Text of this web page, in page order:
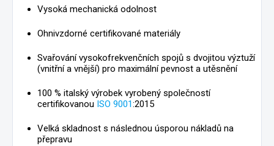
Vysoká mechanická odolnost
Ohnivzdorné certifikované materiály
Svařování vysokofrekvenčních spojů s dvojitou výztuží
(vnitřní a vnější) pro maximální pevnost a utěsnění
100 % italský výrobek vyrobený společností
certifikovanou ISO 9001:2015
Velká skladnost s následnou úsporou nákladů na
přepravu